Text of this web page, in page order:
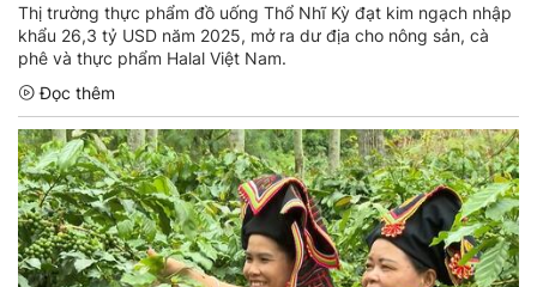
Thị trường thực phẩm đồ uống Thổ Nhĩ Kỳ đạt kim ngạch nhập
khẩu 26,3 tỷ USD năm 2025, mở ra dư địa cho nông sản, cà
phê và thực phẩm Halal Việt Nam.
Đọc thêm